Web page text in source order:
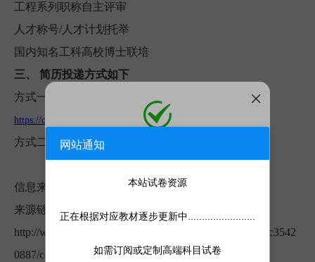
工程系列职称自主评审
人才称号/人才计划托举
国内知名工科高校博士联培
三、 简历投递方式如下
方式一：登录中国电子招聘官网投递：
https://campus.cec.com.cn/
方式二：扫描下方二维码投递简历
信息来源于网络，如有变更请以原发布者为准。
来源链接：
http://www.sasac.gov.cn/n2588035/n2588325/n2588350/c3542
0887/content.html
网站通知
本站试卷资源
正在根据对应教材逐步更新中........................
如需订阅或定制高端科目试卷
添加客服为微信好友，人工处理更快